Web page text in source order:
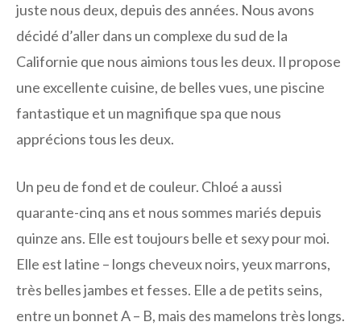
juste nous deux, depuis des années. Nous avons
décidé d’aller dans un complexe du sud de la
Californie que nous aimions tous les deux. Il propose
une excellente cuisine, de belles vues, une piscine
fantastique et un magnifique spa que nous
apprécions tous les deux.
Un peu de fond et de couleur. Chloé a aussi
quarante-cinq ans et nous sommes mariés depuis
quinze ans. Elle est toujours belle et sexy pour moi.
Elle est latine – longs cheveux noirs, yeux marrons,
très belles jambes et fesses. Elle a de petits seins,
entre un bonnet A – B, mais des mamelons très longs.